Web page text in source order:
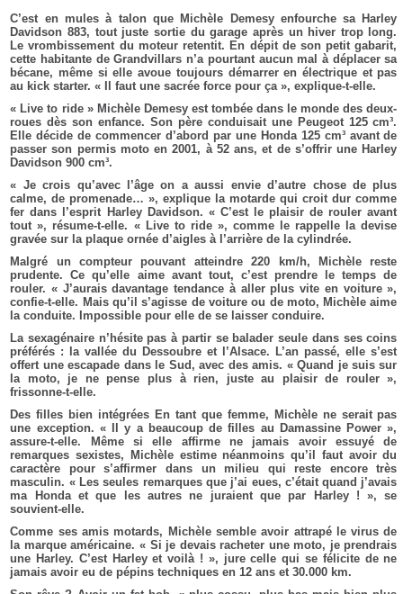
C’est en mules à talon que Michèle Demesy enfourche sa Harley
Davidson 883, tout juste sortie du garage après un hiver trop long.
Le vrombissement du moteur retentit. En dépit de son petit gabarit,
cette habitante de Grandvillars n’a pourtant aucun mal à déplacer sa
bécane, même si elle avoue toujours démarrer en électrique et pas
au kick starter. « Il faut une sacrée force pour ça », explique-t-elle.
« Live to ride » Michèle Demesy est tombée dans le monde des deux-
roues dès son enfance. Son père conduisait une Peugeot 125 cm³.
Elle décide de commencer d’abord par une Honda 125 cm³ avant de
passer son permis moto en 2001, à 52 ans, et de s’offrir une Harley
Davidson 900 cm³.
« Je crois qu’avec l’âge on a aussi envie d’autre chose de plus
calme, de promenade… », explique la motarde qui croit dur comme
fer dans l’esprit Harley Davidson. « C’est le plaisir de rouler avant
tout », résume-t-elle. « Live to ride », comme le rappelle la devise
gravée sur la plaque ornée d’aigles à l’arrière de la cylindrée.
Malgré un compteur pouvant atteindre 220 km/h, Michèle reste
prudente. Ce qu’elle aime avant tout, c’est prendre le temps de
rouler. « J’aurais davantage tendance à aller plus vite en voiture »,
confie-t-elle. Mais qu’il s’agisse de voiture ou de moto, Michèle aime
la conduite. Impossible pour elle de se laisser conduire.
La sexagénaire n’hésite pas à partir se balader seule dans ses coins
préférés : la vallée du Dessoubre et l’Alsace. L’an passé, elle s’est
offert une escapade dans le Sud, avec des amis. « Quand je suis sur
la moto, je ne pense plus à rien, juste au plaisir de rouler »,
frissonne-t-elle.
Des filles bien intégrées En tant que femme, Michèle ne serait pas
une exception. « Il y a beaucoup de filles au Damassine Power »,
assure-t-elle. Même si elle affirme ne jamais avoir essuyé de
remarques sexistes, Michèle estime néanmoins qu’il faut avoir du
caractère pour s’affirmer dans un milieu qui reste encore très
masculin. « Les seules remarques que j’ai eues, c’était quand j’avais
ma Honda et que les autres ne juraient que par Harley ! », se
souvient-elle.
Comme ses amis motards, Michèle semble avoir attrapé le virus de
la marque américaine. « Si je devais racheter une moto, je prendrais
une Harley. C’est Harley et voilà ! », jure celle qui se félicite de ne
jamais avoir eu de pépins techniques en 12 ans et 30.000 km.